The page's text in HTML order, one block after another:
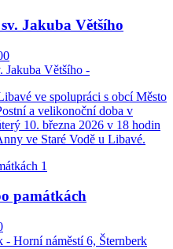
Jakuba Většího
Jakuba Většího -
ve spolupráci s obcí Město
a velikonoční doba v
10. března 2026 v 18 hodin
ve Staré Vodě u Libavé.
památkách
- Horní náměstí 6, Šternberk